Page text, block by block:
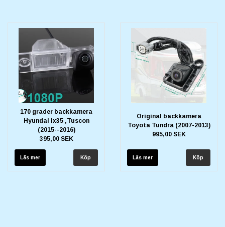
170 grader backkamera
Hyundai ix35 ,Tuscon
(2015--2016)
395,00 SEK
Läs mer
Original backkamera
Toyota Tundra (2007-2013)
995,00 SEK
Läs mer